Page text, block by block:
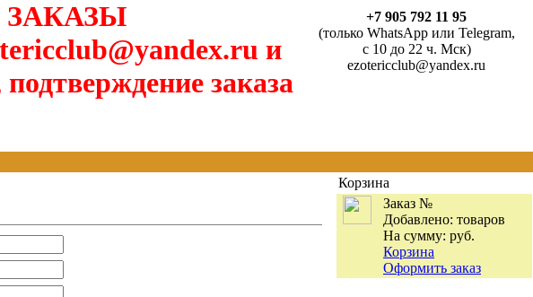
ЗАКАЗЫ
и
заказа
+7 905 792 11 95
(только WhatsApp или Telegram,
с 10 до 22 ч. Мск)
ezotericclub@yandex.ru
Корзина
Заказ №
Добавлено: товаров
На сумму: руб.
Корзина
Оформить заказ